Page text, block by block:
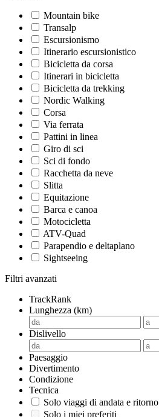
Mountain bike
Transalp
Escursionismo
Itinerario escursionistico
Bicicletta da corsa
Itinerari in bicicletta
Bicicletta da trekking
Nordic Walking
Corsa
Via ferrata
Pattini in linea
Giro di sci
Sci di fondo
Racchetta da neve
Slitta
Equitazione
Barca e canoa
Motocicletta
ATV-Quad
Parapendio e deltaplano
Sightseeing
Filtri avanzati
TrackRank
Lunghezza (km)
Dislivello
Paesaggio
Divertimento
Condizione
Tecnica
Solo viaggi di andata e ritorno
Solo i miei preferiti